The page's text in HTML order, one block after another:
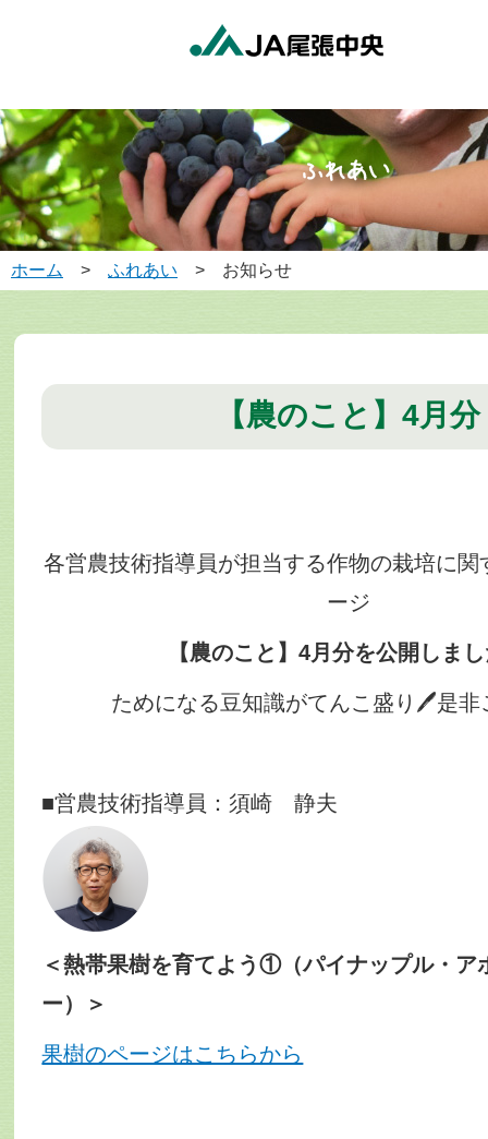
ホーム > ふれあい > お知らせ
【農のこと】4月分
各営農技術指導員が担当する作物の栽培に関
ージ
【農のこと】4月分を公開しま
ためになる豆知識がてんこ盛り🖊是
■営農技術指導員：須崎 静夫
＜熱帯果樹を育てよう①（パイナップル・ア
ー）＞
果樹のページはこちらから